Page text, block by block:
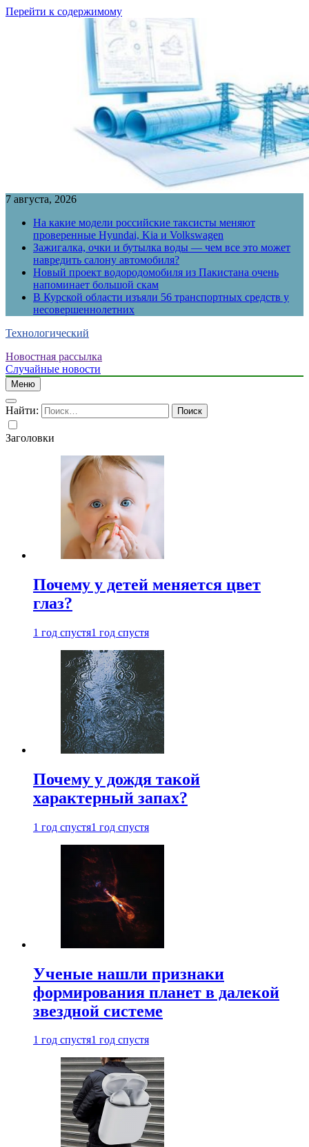
Перейти к содержимому
7 августа, 2026
На какие модели российские таксисты меняют
проверенные Hyundai, Kia и Volkswagen
Зажигалка, очки и бутылка воды — чем все это может
навредить салону автомобиля?
Новый проект водородомобиля из Пакистана очень
напоминает большой скам
В Курской области изъяли 56 транспортных средств у
несовершеннолетних
Технологический
Новостная рассылка
Случайные новости
Меню
Найти:
Заголовки
Почему у детей меняется цвет
глаз?
1 год спустя1 год спустя
Почему у дождя такой
характерный запах?
1 год спустя1 год спустя
Ученые нашли признаки
формирования планет в далекой
звездной системе
1 год спустя1 год спустя